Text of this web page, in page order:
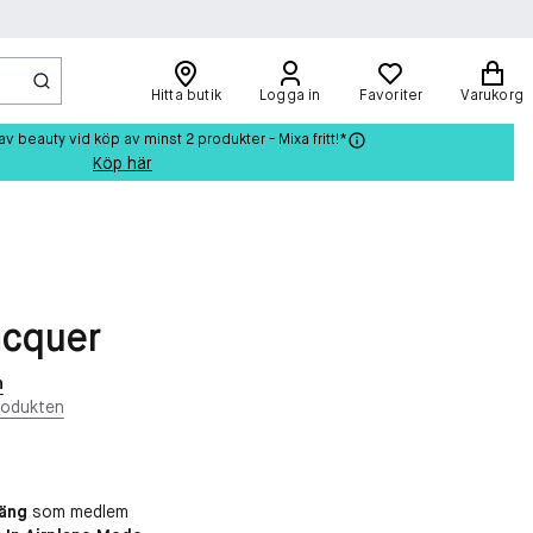
Hitta butik Logga in Favoriter Varukorg
beauty vid köp av minst 2 produkter - Mixa fritt!*
Köp här
som medlem